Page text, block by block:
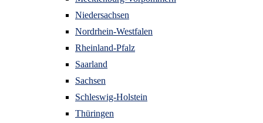
Niedersachsen
Nordrhein-Westfalen
Rheinland-Pfalz
Saarland
Sachsen
Schleswig-Holstein
Thüringen